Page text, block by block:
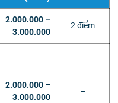
2.000.000 –
3.000.000
2 điểm
2.000.000 –
3.000.000
–